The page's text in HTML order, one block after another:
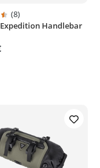
5 SternenBewertung
(8)
Handlebar